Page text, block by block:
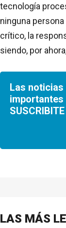
tecnología
ninguna
crítico, la
siendo, por
Las
importantes
LAS MÁS